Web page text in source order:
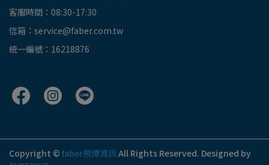
客服時間：08:30-17:30
信箱：service@faber.com.tw
統一編號：16218876
Copyright © faber飛博資訊All Rights Reserved. Designed by